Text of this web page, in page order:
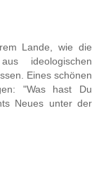
Lande, wie die
ideologischen
Eines schönen
"Was hast Du
Neues unter der